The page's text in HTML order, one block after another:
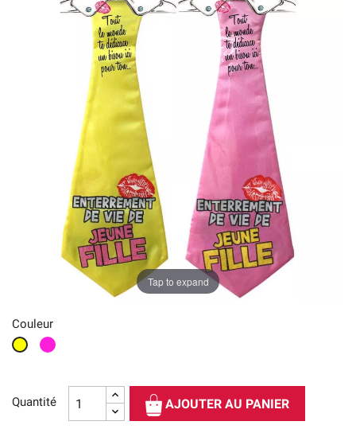
Tap to expand
Couleur
JauneRose
Quantité AJOUTER AU PANIER